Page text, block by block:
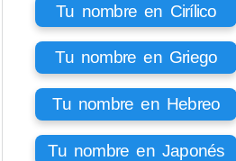
Tu nombre en Cirílico
Tu nombre en Griego
Tu nombre en Hebreo
Tu nombre en Japonés